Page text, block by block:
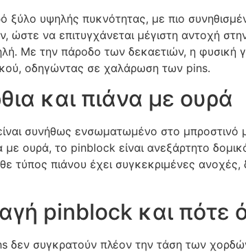
υψηλής πυκνότητας, με πιο
να επιτυγχάνεται μέγιστη αντοχή
Με την πάροδο των δεκαετιών, η φυσική
οδηγώντας σε χαλάρωση των pins.
και πιάνα με ουρά
συνήθως ενσωματωμένο στο μπροστινό
ουρά, το pinblock είναι ανεξάρτητο
πιάνου έχει συγκεκριμένες ανοχές,
pinblock και πότε
δεν συγκρατούν πλέον την τάση των